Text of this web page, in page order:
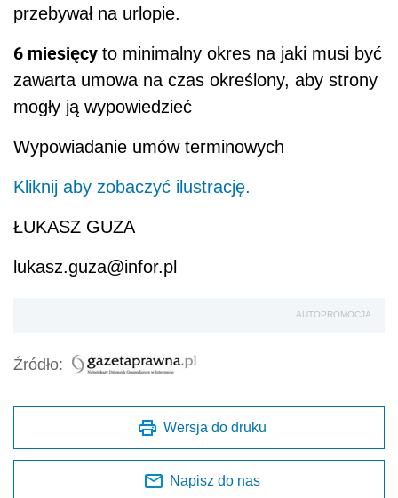
przebywał na urlopie.
6 miesięcy to minimalny okres na jaki musi być
zawarta umowa na czas określony, aby strony
mogły ją wypowiedzieć
Wypowiadanie umów terminowych
Kliknij aby zobaczyć ilustrację.
ŁUKASZ GUZA
lukasz.guza@infor.pl
AUTOPROMOCJA
Źródło:
Wersja do druku
Napisz do nas